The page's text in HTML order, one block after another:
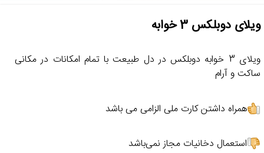
ویلای دوبلکس 3 خوابه
ویلای 3 خوابه دوبلکس در دل طبیعت با تمام امکانات در مکانی
ساکت و آرام
همراه داشتن کارت ملی الزامی می باشد
استعمال دخانیات مجاز نمی‌باشد